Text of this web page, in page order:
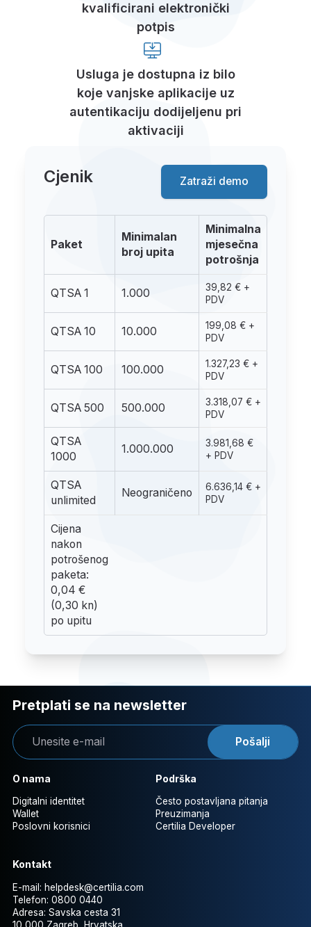
kvalificirani elektronički
potpis
Usluga je dostupna iz bilo
koje vanjske aplikacije uz
autentikaciju dodijeljenu pri
aktivaciji
Cjenik Zatraži demo
Paket
Minimalan
broj upita
Minimalna
mjesečna
potrošnja
QTSA 1 1.000
39,82 € +
PDV
QTSA 10 10.000
199,08 € +
PDV
QTSA 100 100.000
1.327,23 € +
PDV
QTSA 500 500.000
3.318,07 € +
PDV
QTSA
1000
1.000.000
3.981,68 €
+ PDV
QTSA
unlimited
Neograničeno
6.636,14 € +
PDV
Cijena
nakon
potrošenog
paketa:
0,04 €
(0,30 kn)
po upitu
O nama
Digitalni identitet
Wallet
Poslovni korisnici
Podrška
Često postavljana pitanja
Preuzimanja
Certilia Developer
Kontakt
E-mail: helpdesk@certilia.com
Telefon: 0800 0440
Adresa: Savska cesta 31
10 000 Zagreb, Hrvatska
Pretplati se na newsletter
Pošalji